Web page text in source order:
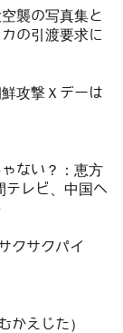
襲の写真集と
の引渡要求に
攻撃Ｘデーは
ない？：恵方
レビ、中国へ
クサクパイ
えじた）